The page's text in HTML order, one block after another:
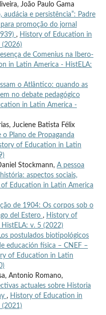
João Paulo Gama
audácia e persistência”: Padre
promoção do jornal
, History of Education in
(2026)
de Comenius na Ibero-
in Latin America - HistELA:
o Atlântico: quando as
no debate pedagógico
in Latin America -
Juciene Batista Félix
o Plano de Propaganda
of Education in Latin
Stockmann, A pessoa
aspectos sociais,
Education in Latin America
de 1904: Os corpos sob o
del Estero , History of
v. 5 (2022)
Los postulados biotipológicos
educación física – CNEF –
of Education in Latin
Antonio Romano,
actuales sobre Historia
, History of Education in
(2021)